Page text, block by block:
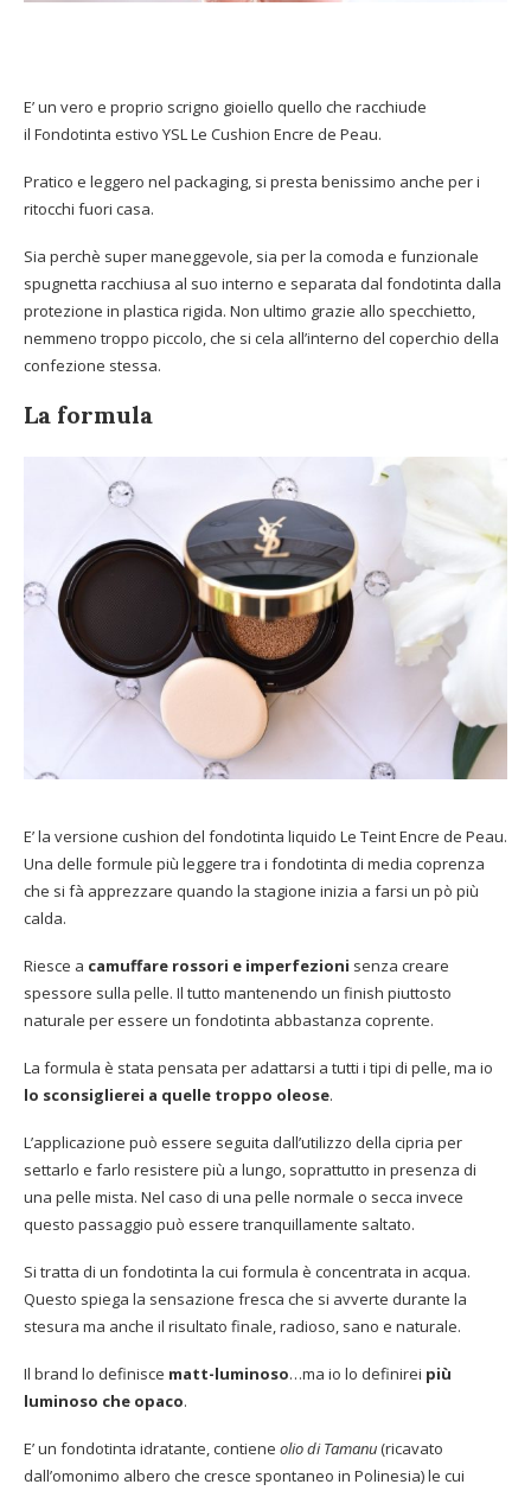
E’ un vero e proprio scrigno gioiello quello che racchiude
il Fondotinta estivo YSL Le Cushion Encre de Peau.
Pratico e leggero nel packaging, si presta benissimo anche per i
ritocchi fuori casa.
Sia perchè super maneggevole, sia per la comoda e funzionale
spugnetta racchiusa al suo interno e separata dal fondotinta dalla
protezione in plastica rigida. Non ultimo grazie allo specchietto,
nemmeno troppo piccolo, che si cela all’interno del coperchio della
confezione stessa.
La formula
E’ la versione cushion del fondotinta liquido Le Teint Encre de Peau.
Una delle formule più leggere tra i fondotinta di media coprenza
che si fà apprezzare quando la stagione inizia a farsi un pò più
calda.
Riesce a camuffare rossori e imperfezioni senza creare
spessore sulla pelle. Il tutto mantenendo un finish piuttosto
naturale per essere un fondotinta abbastanza coprente.
La formula è stata pensata per adattarsi a tutti i tipi di pelle, ma io
lo sconsiglierei a quelle troppo oleose.
L’applicazione può essere seguita dall’utilizzo della cipria per
settarlo e farlo resistere più a lungo, soprattutto in presenza di
una pelle mista. Nel caso di una pelle normale o secca invece
questo passaggio può essere tranquillamente saltato.
Si tratta di un fondotinta la cui formula è concentrata in acqua.
Questo spiega la sensazione fresca che si avverte durante la
stesura ma anche il risultato finale, radioso, sano e naturale.
Il brand lo definisce matt-luminoso…ma io lo definirei più
luminoso che opaco.
E’ un fondotinta idratante, contiene olio di Tamanu(ricavato
dall’omonimo albero che cresce spontaneo in Polinesia) le cui